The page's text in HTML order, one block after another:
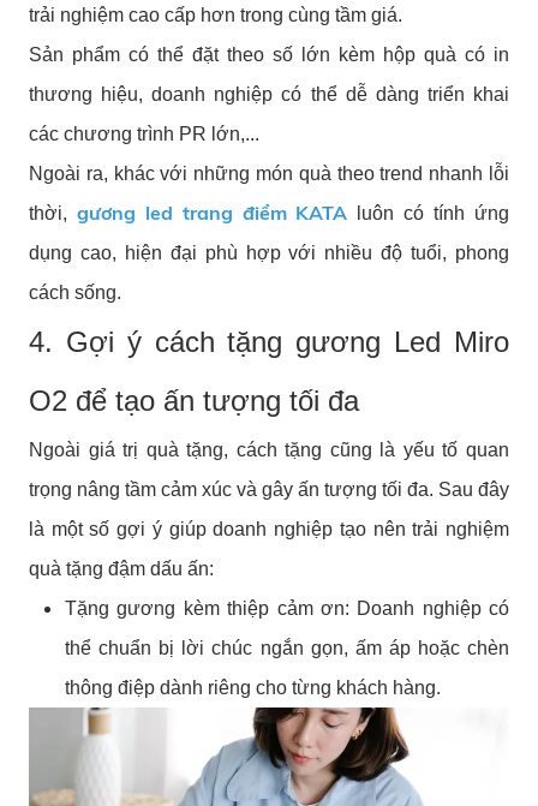
trải nghiệm cao cấp hơn trong cùng tầm giá.
Sản phẩm có thể đặt theo số lớn kèm hộp quà có in
thương hiệu, doanh nghiệp có thể dễ dàng triển khai
các chương trình PR lớn,...
Ngoài ra, khác với những món quà theo trend nhanh lỗi
thời, gương led trang điểm KATA luôn có tính ứng
dụng cao, hiện đại phù hợp với nhiều độ tuổi, phong
cách sống.
4. Gợi ý cách tặng gương Led Miro
O2 để tạo ấn tượng tối đa
Ngoài giá trị quà tặng, cách tặng cũng là yếu tố quan
trọng nâng tầm cảm xúc và gây ấn tượng tối đa. Sau đây
là một số gợi ý giúp doanh nghiệp tạo nên trải nghiệm
quà tặng đậm dấu ấn:
Tặng gương kèm thiệp cảm ơn: Doanh nghiệp có
thể chuẩn bị lời chúc ngắn gọn, ấm áp hoặc chèn
thông điệp dành riêng cho từng khách hàng.